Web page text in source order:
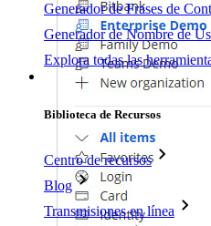
Generador de Frases de
Generador de Nombre de
Explora todas las
Recursos
Biblioteca de Recursos
Centro de recursos
Blog
Transmisiones en línea